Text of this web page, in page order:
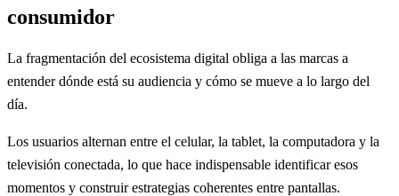
consumidor
La fragmentación del ecosistema digital obliga a las marcas a
entender dónde está su audiencia y cómo se mueve a lo largo del
día.
Los usuarios alternan entre el celular, la tablet, la computadora y la
televisión conectada, lo que hace indispensable identificar esos
momentos y construir estrategias coherentes entre pantallas.